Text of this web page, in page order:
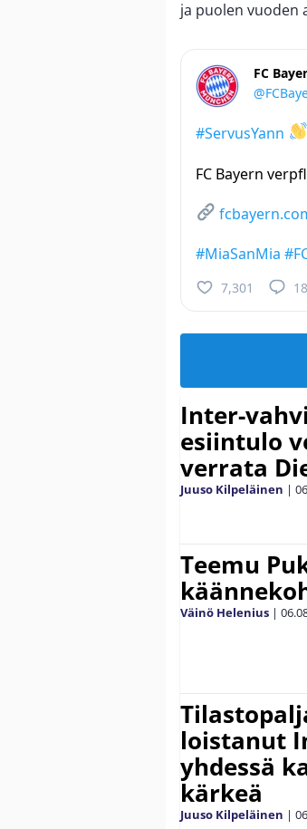
ja puolen vuoden
FC
#ServusYann
FC Bayern
#MiaSanMia
7,301
Inter-
esiintulo
verrata
Juuso Kilpeläinen |
Teemu
Väinö Helenius |
loistanut
yhdessä
kärkeä
Juuso Kilpeläinen |